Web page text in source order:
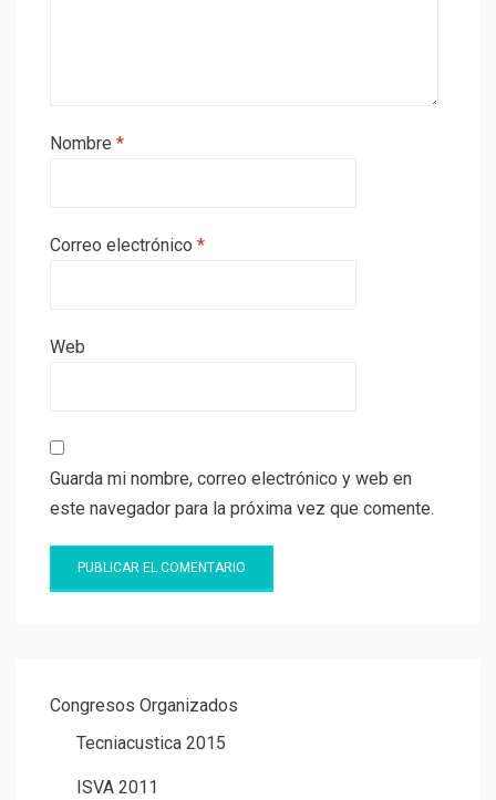
Nombre *
Correo electrónico *
Web
Guarda mi nombre, correo electrónico y web en
este navegador para la próxima vez que comente.
Congresos Organizados
Tecniacustica 2015
ISVA 2011